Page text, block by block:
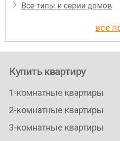
Все типы и серии домов
все
Купить квартиру
1-комнатные квартиры
2-комнатные квартиры
3-комнатные квартиры